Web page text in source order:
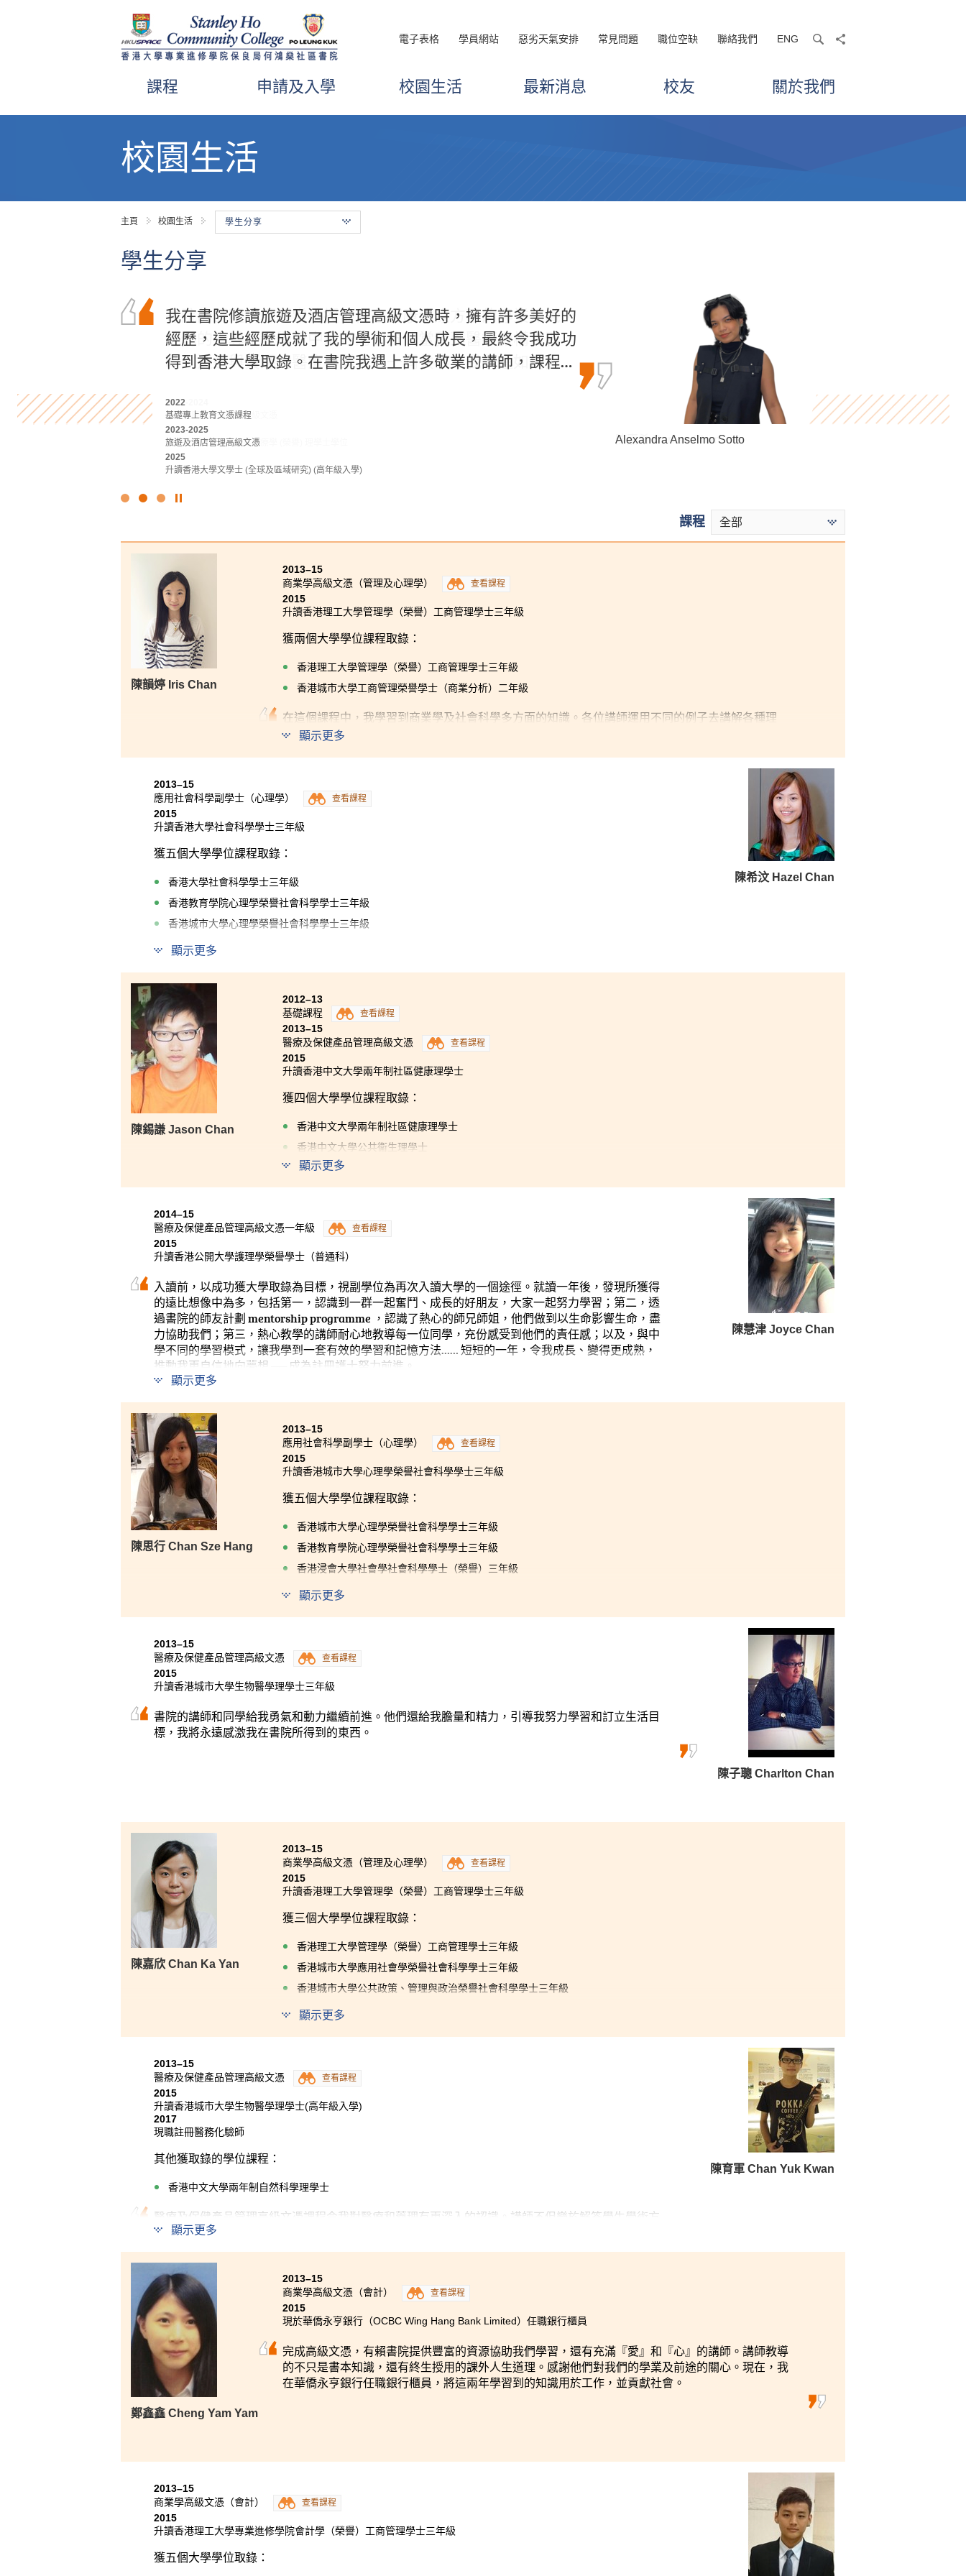
電子表格 學員網站 惡劣天氣安排 常見問題 職位空缺 聯絡我們 ENG searchshare
課程 申請及入學 校園生活 最新消息 校友 關於我們
校園生活
主頁 校園生活 學生分享
學生分享
書院的課程講師經常傳授他們在復康治療方面的專業知識，
他們的指導是我學習中最好的部分。當我到醫療機構實習
時，透過與資深的醫療專業人員一同共事，我學懂如何與…
2022-2024
應用健康及康復護理高級文憑
2024
升讀香港理工大學職業治療學 (榮譽) 理學士學位
陳嘉希 Denise Chan
我在書院修讀旅遊及酒店管理高級文憑時，擁有許多美好的
經歷，這些經歷成就了我的學術和個人成長，最終令我成功
得到香港大學取錄。在書院我遇上許多敬業的講師，課程…
2022
基礎專上教育文憑課程
2023-2025
旅遊及酒店管理高級文憑
2025
升讀香港大學文學士 (全球及區域研究) (高年級入學)
Alexandra Anselmo Sotto
書院的實務課程內容和體驗學習，為我未來從事醫療保健事
業鋪路。我很高興能同時獲兩科心儀的學士學位課程：物理
治療和職業治療錄取。
2023-2025
應用健康及康復護理高級文憑
2025
升讀香港理工大學物理治療學 (榮譽) 理學士學位
陳喆 Mark Chan
點
燈
片
課程 全部
陳韻婷 Iris Chan
2013–15
商業學高級文憑（管理及心理學）
查看課程
2015
升讀香港理工大學管理學（榮譽）工商管理學士三年級
獲兩個大學學位課程取錄：
香港理工大學管理學（榮譽）工商管理學士三年級
香港城市大學工商管理榮譽學士（商業分析）二年級
在這個課程中，我學習到商業學及社會科學多方面的知識。各位講師運用不同的例子去講解各種理
論，令同學更容易理解。我除了對管理和心理學有更深入的認識外，亦更清楚明白自己將來發展的方
顯示更多
陳希汶 Hazel Chan
2013–15
應用社會科學副學士（心理學）
查看課程
2015
升讀香港大學社會科學學士三年級
獲五個大學學位課程取錄：
香港大學社會科學學士三年級
香港教育學院心理學榮譽社會科學學士三年級
香港城市大學心理學榮譽社會科學學士三年級
香港城市大學公共政策、管理與政治榮譽社會科學學士三年級
「這兩年的學習生涯真的超乎預期。文憑試放榜那天，收到成績單後一片空白，不知去向，在沒有計劃下入讀
了這間書院。令我喜出望外的是得到很多瑰寶，也遇上多位伯樂。不論是講師、同學還是輔導主任，總在我遇
上困難時，悉心關顧及指導；我也慶幸在書院生涯中，有一班互相幫助的知心同學。書院安排的交流活動及服
務經驗，如學生大使及柬埔寨交流團，有助我的全人發展。現在，我的夢想成真，成功入讀香港大學！」
顯示更多
陳錫謙 Jason Chan
2012–13
基礎課程
查看課程
2013–15
醫療及保健產品管理高級文憑
查看課程
2015
升讀香港中文大學兩年制社區健康理學士
獲四個大學學位課程取錄：
香港中文大學兩年制社區健康理學士
香港中文大學公共衞生理學士
東華學院健康科學學士（榮譽）主修護理學高年級入學
香港公開大學測試科學（環境保護）榮譽理學士
這兩年，我學習到很多有關醫療及保健產品管理的技能和知識，幫助我日後在藥劑或護理方面發展。
另外，此課程還給予我一個實習機會，讓我學以致用。有賴全面而精心設計的課程，以及專業又悉心
指導的講師，我獲得不同大學的學位課程取錄，向理想邁進。
顯示更多
陳慧津 Joyce Chan
2014–15
醫療及保健產品管理高級文憑一年級
查看課程
2015
升讀香港公開大學護理學榮譽學士（普通科）
入讀前，以成功獲大學取錄為目標，視副學位為再次入讀大學的一個途徑。就讀一年後，發現所獲得
的遠比想像中為多，包括第一，認識到一群一起奮鬥、成長的好朋友，大家一起努力學習；第二，透
過書院的師友計劃 mentorship programme ，認識了熱心的師兄師姐，他們做到以生命影響生命，盡
力協助我們；第三，熱心教學的講師耐心地教導每一位同學，充份感受到他們的責任感；以及，與中
學不同的學習模式，讓我學到一套有效的學習和記憶方法…… 短短的一年，令我成長、變得更成熟，
推動我更自信地向夢想 ── 成為註冊護士努力前進。
顯示更多
陳思行 Chan Sze Hang
2013–15
應用社會科學副學士（心理學）
查看課程
2015
升讀香港城市大學心理學榮譽社會科學學士三年級
獲五個大學學位課程取錄：
香港城市大學心理學榮譽社會科學學士三年級
香港教育學院心理學榮譽社會科學學士三年級
香港浸會大學社會學社會科學學士（榮譽）三年級
香港城市大學公共政策、管理與政治榮譽社會科學學士三年級
入讀副學士課程之前，我對將來發展沒有明確的方向。但現在，我不只找到自己的興趣，更確立了目
標，向理想努力邁進。過程中，書院的講師及輔導主任擔當了重要的角色，給予我很多支持及協助。
顯示更多
陳子聰 Charlton Chan
2013–15
醫療及保健產品管理高級文憑
查看課程
2015
升讀香港城市大學生物醫學理學士三年級
書院的講師和同學給我勇氣和動力繼續前進。他們還給我膽量和精力，引導我努力學習和訂立生活目
標，我將永遠感激我在書院所得到的東西。
陳嘉欣 Chan Ka Yan
2013–15
商業學高級文憑（管理及心理學）
查看課程
2015
升讀香港理工大學管理學（榮譽）工商管理學士三年級
獲三個大學學位課程取錄：
香港理工大學管理學（榮譽）工商管理學士三年級
香港城市大學應用社會學榮譽社會科學學士三年級
香港城市大學公共政策、管理與政治榮譽社會科學學士三年級
商業學高級文憑（管理及心理學）教授商業學及社會科學知識，使同學在將來升學或就業上能學以致
用。書院更提供不同學習機會，如遊學團、實習計劃、義務工作、學生服務等，讓我們既增進學術上
的知識，又能了解社會的運作及人際溝通的技巧。心理學不但有趣，更讓我學習到不同的處理方法，
顯示更多
陳育軍 Chan Yuk Kwan
2013–15
醫療及保健產品管理高級文憑
查看課程
2015
升讀香港城市大學生物醫學理學士(高年級入學)
2017
現職註冊醫務化驗師
其他獲取錄的學位課程：
香港中文大學兩年制自然科學理學士
醫療及保健產品管理高級文憑課程令我對醫療和藥理有更深入的認識。講師不但樂於解答學生學術方
面的問題，更會按學生的興趣和能力，主動提出升學及就業的建議。課程內容涵蓋廣泛，適合不同志
向的同學修讀，而我也從中找到自己的興趣，並成功於大學繼續修讀理科課程。
顯示更多
鄭鑫鑫 Cheng Yam Yam
2013–15
商業學高級文憑（會計）
查看課程
2015
現於華僑永亨銀行（OCBC Wing Hang Bank Limited）任職銀行櫃員
完成高級文憑，有賴書院提供豐富的資源協助我們學習，還有充滿『愛』和『心』的講師。講師教導
的不只是書本知識，還有終生授用的課外人生道理。感謝他們對我們的學業及前途的關心。現在，我
在華僑永亨銀行任職銀行櫃員，將這兩年學習到的知識用於工作，並貢獻社會。
2013–15
商業學高級文憑（會計）
查看課程
2015
升讀香港理工大學專業進修學院會計學（榮譽）工商管理學士三年級
獲五個大學學位取錄：